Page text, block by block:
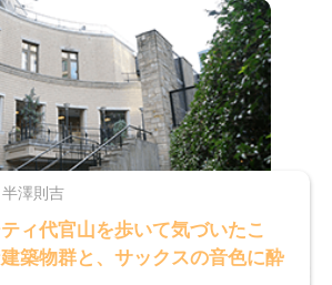
半澤則吉
ィ代官山を歩いて気づいたこ
築物群と、サックスの音色に酔